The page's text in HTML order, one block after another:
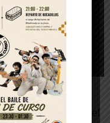
árboles dentro del